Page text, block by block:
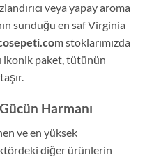
veya yapay aroma
sunduğu en saf Virginia
stoklarımızda
ikonik paket,tütünün
Harmanı
ve en yüksek
diğer ürünlerin